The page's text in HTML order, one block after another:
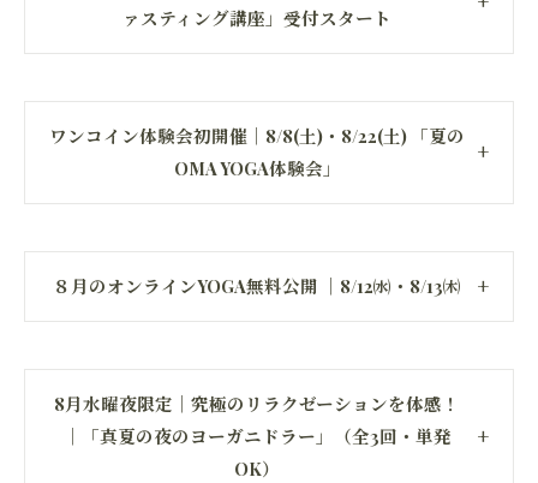
ァスティング講座」受付スタート
ワンコイン体験会初開催｜8/8(土)・8/22(土) 「夏の
OMA YOGA体験会」
８月のオンラインYOGA無料公開 ｜8/12㈬・8/13㈭
8月水曜夜限定｜究極のリラクゼーションを体感！
｜「真夏の夜のヨーガニドラー」（全3回・単発
OK）